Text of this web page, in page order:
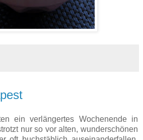
ein verlängertes Wochenende in
nur so vor alten, wunderschönen